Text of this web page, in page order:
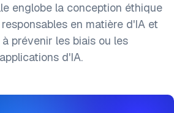
englobe la conception éthique
en matière d'IA et
prévenir les biais ou les
d'IA.